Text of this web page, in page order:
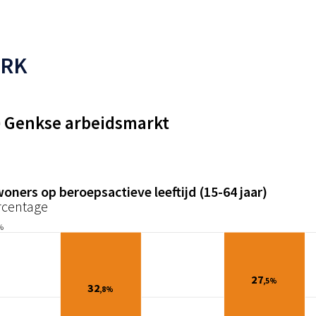
Genkse arbeidsmarkt
op beroepsactieve leeftijd (15-64 jaar)